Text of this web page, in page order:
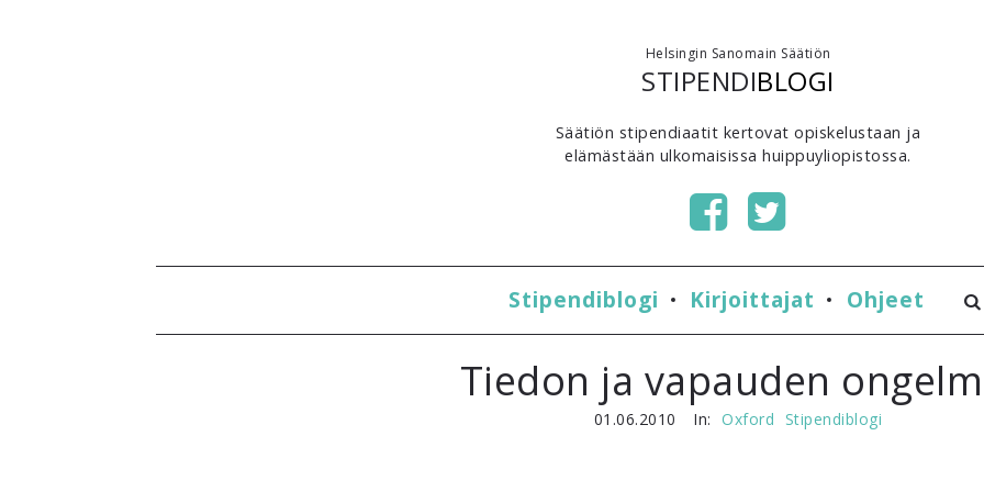
Helsingin Sanomain Säätiön
STIPENDIBLOGI
Säätiön stipendiaatit kertovat opiskelustaan ja
elämästään ulkomaisissa huippuyliopistossa.
Stipendiblogi Kirjoittajat Ohjeet
Tiedon ja vapauden
01.06.2010 In: Oxford Stipendiblogi